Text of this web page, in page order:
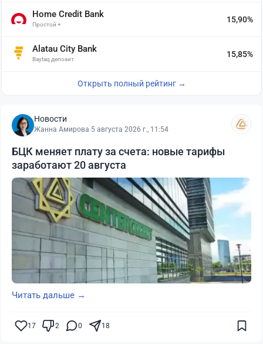
Home Credit Bank
Простой +
15,90%
Alatau City Bank
Baytaq депозит
15,85%
Открыть полный рейтинг →
Новости
Жанна Амирова·5 августа 2026 г., 11:54
БЦК меняет плату за счета: новые тарифы
заработают 20 августа
Читать дальше →
17 2 0 18